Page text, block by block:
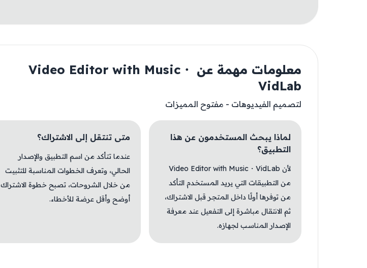
معلومات مهمة عن Video Editor with Music・
VidLab
لتصميم الفيديوهات - مفتوح المميزات
لماذا يبحث المستخدمون عن هذا
التطبيق؟
لأن Video Editor with Music・VidLab
من التطبيقات التي يريد المستخدم التأكد
من توفرها أولًا داخل المتجر قبل الاشتراك،
ثم الانتقال مباشرة إلى التفعيل عند معرفة
الإصدار المناسب لجهازه.
متى تنتقل إلى الاشتراك؟
عندما تتأكد من اسم التطبيق والإصدار
الحالي، وتعرف الخطوات المناسبة للتثبيت
من خلال الشروحات، تصبح خطوة الاشتراك
أوضح وأقل عرضة للأخطاء.